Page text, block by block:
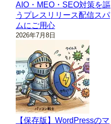
AIO・MEO・SEO対策を謳
うプレスリリース配信スパ
ムにご用心
2026年7月8日
【保存版】WordPressのマ